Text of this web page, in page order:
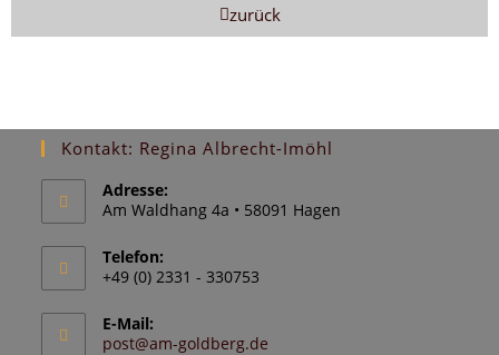
zurück
Kontakt: Regina Albrecht-Imöhl
Adresse:
Am Waldhang 4a • 58091 Hagen
Telefon:
+49 (0) 2331 - 330753
E-Mail:
post@am-goldberg.de